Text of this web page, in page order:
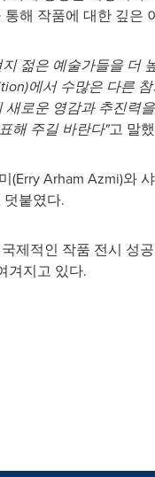
해 작품에 대한 깊은
젊은 예술가들을 더
에서 수많은 다른
로운 영감과 추진력
해 주길 바란다"고 말
(Erry Arham Azmi)와
붙였다.
제적인 작품 전시 성
겨지고 있다.